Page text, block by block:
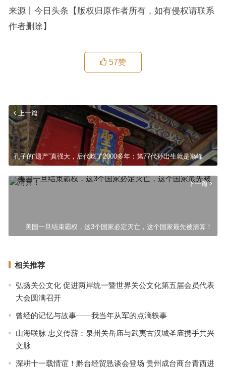
来源丨今日头条【版权归原作者所有，如有侵权请联系
作者删除】
57赞
上一篇
孔子的“遗产”真强大，后代吃了2000多年：第77代孙出生就是巅峰
下一篇
美国一旦结束霸权，这3个国家必定灭亡，这个国家最先被清算！
相关推荐
弘扬关公文化 促进两岸统一暨世界关公文化第五届会员代表
大会圆满召开
曾经的记忆与故事——我当年从军的点滴轶事
山海联脉 忠义传薪：泉州关岳庙与武夷古汉城圣庙携手共兴
文脉
深耕十一载情谊！黔台经贸恳谈会登场 贵州成台商台青西进